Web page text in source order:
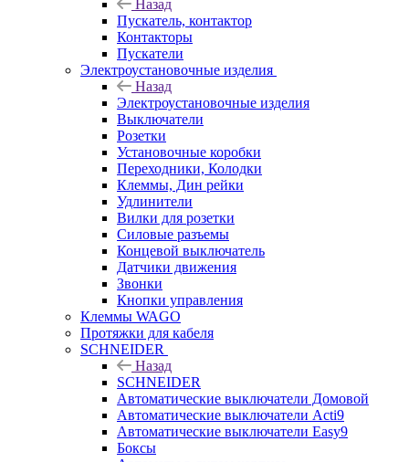
Назад
Пускатель, контактор
Контакторы
Пускатели
Электроустановочные изделия
Назад
Электроустановочные изделия
Выключатели
Розетки
Установочные коробки
Переходники, Колодки
Клеммы, Дин рейки
Удлинители
Вилки для розетки
Силовые разъемы
Концевой выключатель
Датчики движения
Звонки
Кнопки управления
Клеммы WAGO
Протяжки для кабеля
SCHNEIDER
Назад
SCHNEIDER
Автоматические выключатели Домовой
Автоматические выключатели Acti9
Автоматические выключатели Easy9
Боксы